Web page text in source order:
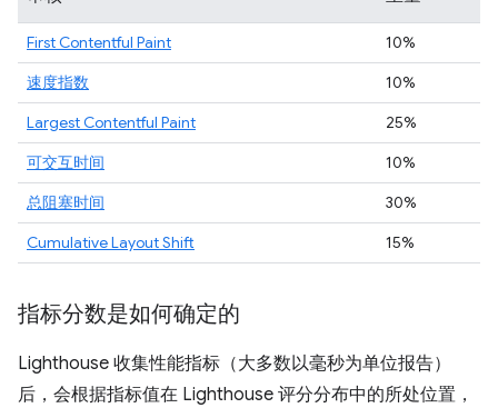
First Contentful Paint
10%
速度指数
10%
Largest Contentful Paint
25%
可交互时间
10%
总阻塞时间
30%
Cumulative Layout Shift
15%
指标分数是如何确定的
Lighthouse 收集性能指标（大多数以毫秒为单位报告）
后，会根据指标值在 Lighthouse 评分分布中的所处位置，